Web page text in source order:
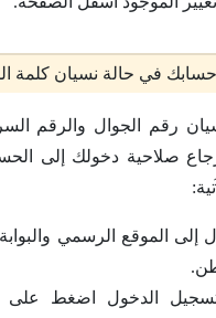
في حالة نسيان كلمة
رقم الجوال والرقم
صلاحية دخولك إلى
إلى الموقع الرسمي
الدخول اضغط على